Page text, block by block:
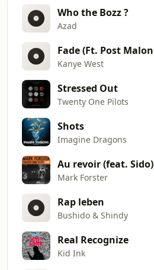
Who the Bozz ?
Azad
Kanye West
Stressed Out
Twenty One Pilots
Shots
Imagine Dragons
Au revoir (feat. Sido)
Mark Forster
Rap leben
Bushido & Shindy
Real Recognize
Kid Ink